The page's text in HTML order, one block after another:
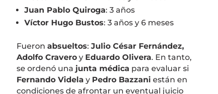
Juan Pablo Quiroga: 3 años
Víctor Hugo Bustos: 3 años y 6 meses
Fueron absueltos: Julio César Fernández,
Adolfo Craveroy Eduardo Olivera. En tanto,
se ordenó una junta médica para evaluar si
Fernando Videla y Pedro Bazzani están en
condiciones de afrontar un eventual juicio